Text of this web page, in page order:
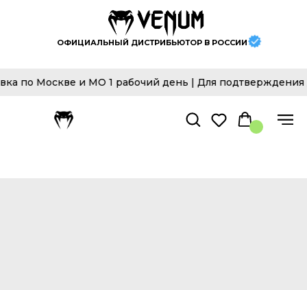
ОФИЦИАЛЬНЫЙ ДИСТРИБЬЮТОР В РОССИИ
Москве и МО 1 рабочий день | Для подтверждения